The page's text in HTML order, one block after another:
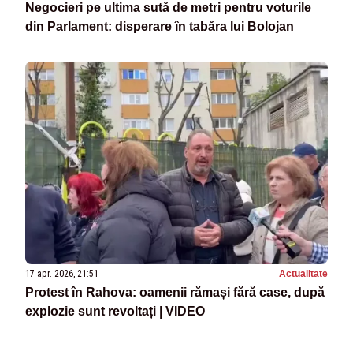
Negocieri pe ultima sută de metri pentru voturile
din Parlament: disperare în tabăra lui Bolojan
17 apr. 2026, 21:51 Actualitate
Protest în Rahova: oamenii rămași fără case, după
explozie sunt revoltați | VIDEO